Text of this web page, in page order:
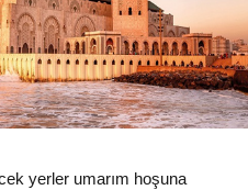
yerler umarım hoşuna